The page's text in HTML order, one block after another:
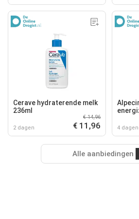
Cerave hydraterende melk
236ml
2 dagen
€ 14,96
€ 11,96 4 dagen
Alle aanbiedingen